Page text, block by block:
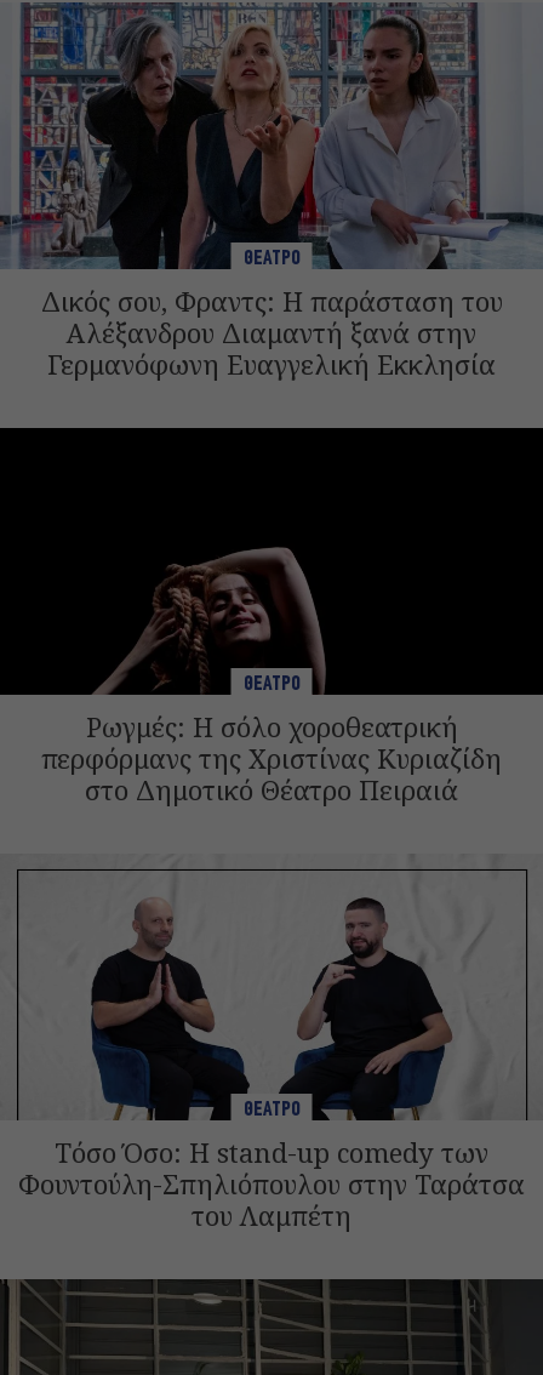
ΘΕΑΤΡΟ
Δικός σου, Φραντς: Η παράσταση του
Αλέξανδρου Διαμαντή ξανά στην
Γερμανόφωνη Ευαγγελική Εκκλησία
ΘΕΑΤΡΟ
Ρωγμές: Η σόλο χοροθεατρική
περφόρμανς της Χριστίνας Κυριαζίδη
στο Δημοτικό Θέατρο Πειραιά
ΘΕΑΤΡΟ
Τόσο Όσο: Η stand-up comedy των
Φουντούλη-Σπηλιόπουλου στην Ταράτσα
του Λαμπέτη